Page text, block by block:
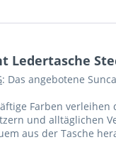
: Das angebotene
Farben verleihen
und alltäglichen
aus der Tasche